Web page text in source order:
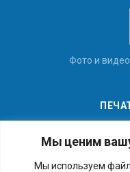
Мы ценим
Мы используем
Фото и